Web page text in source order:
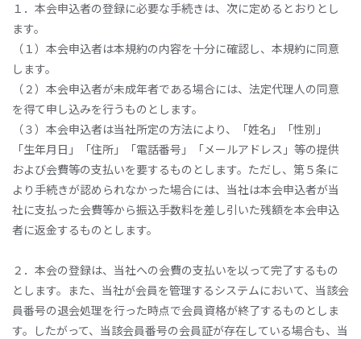
１．本会申込者の登録に必要な手続きは、次に定めるとおりとし
ます。
（１）本会申込者は本規約の内容を十分に確認し、本規約に同意
します。
（２）本会申込者が未成年者である場合には、法定代理人の同意
を得て申し込みを行うものとします。
（３）本会申込者は当社所定の方法により、「姓名」「性別」
「生年月日」「住所」「電話番号」「メールアドレス」等の提供
および会費等の支払いを要するものとします。ただし、第５条に
より手続きが認められなかった場合には、当社は本会申込者が当
社に支払った会費等から振込手数料を差し引いた残額を本会申込
者に返金するものとします。
２．本会の登録は、当社への会費の支払いを以って完了するもの
とします。また、当社が会員を管理するシステムにおいて、当該会
員番号の退会処理を行った時点で会員資格が終了するものとしま
す。したがって、当該会員番号の会員証が存在している場合も、当